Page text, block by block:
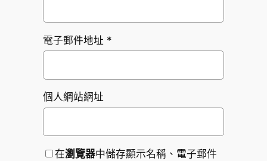
電子郵件地址 *
個人網站網址
在瀏覽器中儲存顯示名稱、電子郵件